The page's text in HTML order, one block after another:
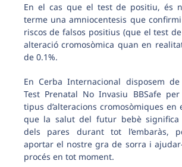
En el cas que el test de positiu, és
terme una amniocentesis que
riscos de falsos positius (que el test
alteració cromosòmica quan en
de 0.1%.
En Cerba Internacional disposem
Test Prenatal No Invasiu BBSafe
tipus d’alteracions cromosòmiques en
que la salut del futur bebè significa
dels pares durant tot l’embaràs,
aportar el nostre gra de sorra i
procés en tot moment.